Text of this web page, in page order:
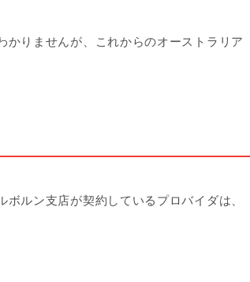
かりませんが、これからのオーストラリア
ルン支店が契約しているプロバイダは、